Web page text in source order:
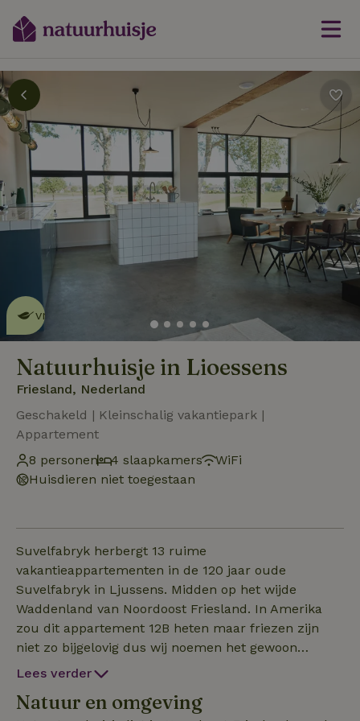
Dit natuurhuisje is eco-
vriendelijk
Natuurhuisje in Lioessens
Friesland, Nederland
Geschakeld | Kleinschalig vakantiepark |
Appartement
8 personen
4 slaapkamers
WiFi
Huisdieren niet toegestaan
Suvelfabryk herbergt 13 ruime
vakantieappartementen in de 120 jaar oude
Suvelfabryk in Ljussens. Midden op het wijde
Waddenland van Noordoost Friesland. In Amerika
zou dit appartement 12B heten maar friezen zijn
niet zo bijgelovig dus wij noemen het gewoon
appartement 13 en dat is het ook. En is geschikt
verdieping van het oude tanklokaal van de
Lees verder
Natuur en omgeving